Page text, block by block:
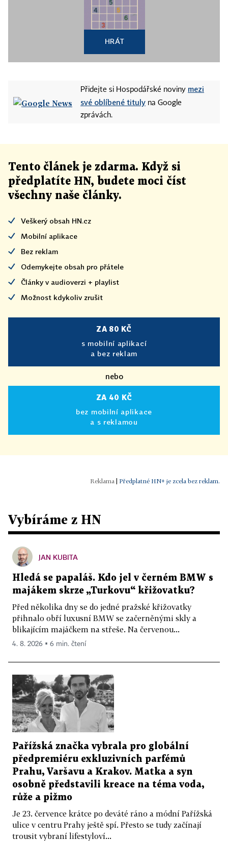
HRÁT
Přidejte si Hospodářské noviny mezi
své oblíbené tituly na Google
zprávách.
Tento článek je zdarma. Když si
předplatíte HN, budete moci číst
všechny naše články.
Veškerý obsah HN.cz
Mobilní aplikace
Bez reklam
Odemykejte obsah pro přátele
Články v audioverzi + playlist
Možnost kdykoliv zrušit
ZA 80 KČ
s mobilní aplikací
a bez reklam
nebo
ZA 40 KČ
bez mobilní aplikace
a s reklamou
Předplatné HN+ je zcela bez reklam.
Vybíráme z HN
JAN KUBITA
Hledá se papaláš. Kdo jel v černém BMW s
majákem skrze „Turkovu“ křižovatku?
Před několika dny se do jedné pražské křižovatky
přihnalo obří luxusní BMW se začerněnými skly a
blikajícím majáčkem na střeše. Na červenou...
4. 8. 2026 ▪ 6 min. čtení
Pařížská značka vybrala pro globální
předpremiéru exkluzivních parfémů
Prahu, Varšavu a Krakov. Matka a syn
osobně představili kreace na téma voda,
růže a pižmo
Je 23. července krátce po deváté ráno a módní Pařížská
ulice v centru Prahy ještě spí. Přesto se tudy začínají
trousit vybraní lifestyloví...